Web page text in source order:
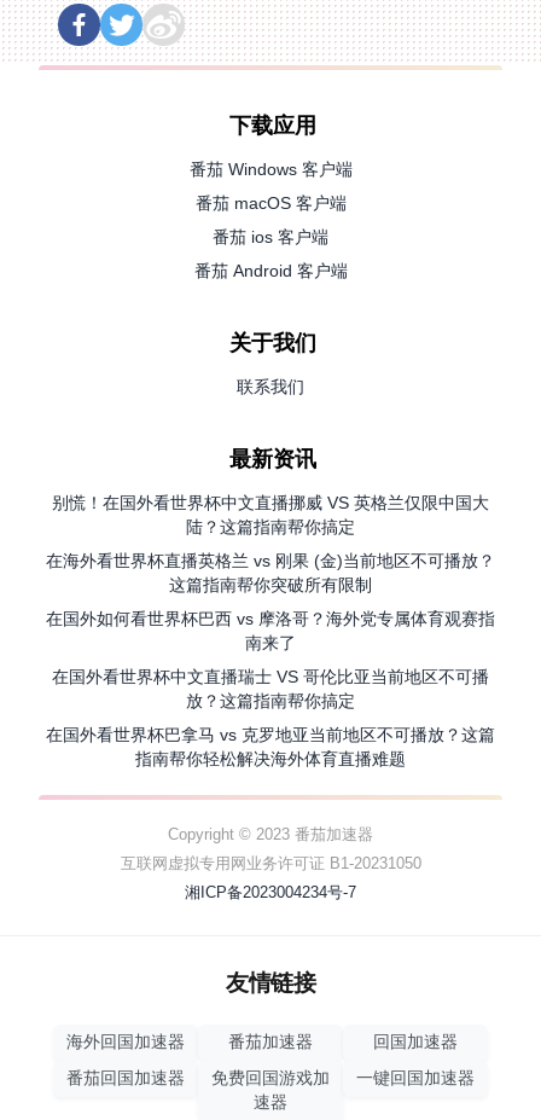
下载应用
番茄 Windows 客户端
番茄 macOS 客户端
番茄 ios 客户端
番茄 Android 客户端
关于我们
联系我们
最新资讯
别慌！在国外看世界杯中文直播挪威 VS 英格兰仅限中国大
陆？这篇指南帮你搞定
在海外看世界杯直播英格兰 vs 刚果 (金)当前地区不可播放？
这篇指南帮你突破所有限制
在国外如何看世界杯巴西 vs 摩洛哥？海外党专属体育观赛指
南来了
在国外看世界杯中文直播瑞士 VS 哥伦比亚当前地区不可播
放？这篇指南帮你搞定
在国外看世界杯巴拿马 vs 克罗地亚当前地区不可播放？这篇
指南帮你轻松解决海外体育直播难题
Copyright © 2023 番茄加速器
互联网虚拟专用网业务许可证 B1-20231050
湘ICP备2023004234号-7
友情链接
海外回国加速器 番茄加速器
回国加速器
番茄回国加速器
免费回国游戏加
速器
一键回国加速器